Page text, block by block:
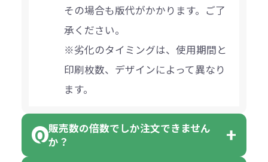
その場合も版代がかかります。ご了
承ください。
※劣化のタイミングは、使用期間と
印刷枚数、デザインによって異なり
ます。
販売数の倍数でしか注文できません
か？